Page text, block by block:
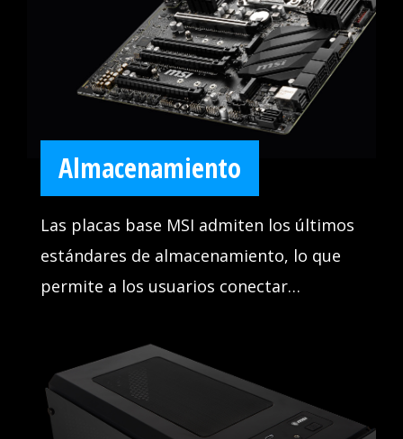
bloquee durante los juegos con MSI
DDR4 BOOST.
Almacenamiento
Las placas base MSI admiten los últimos
estándares de almacenamiento, lo que
permite a los usuarios conectar
ultrarrápido. Inicie juegos más rápido,
cargue niveles más rápido y tenga una
ventaja real sobre sus enemigos.